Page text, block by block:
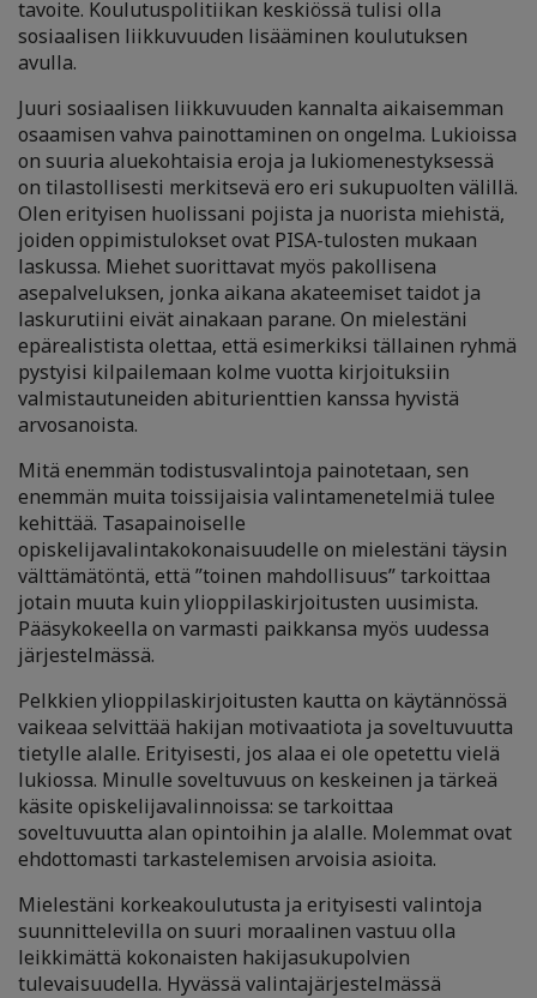
tavoite. Koulutuspolitiikan keskiössä tulisi olla
sosiaalisen liikkuvuuden lisääminen koulutuksen
avulla.
Juuri sosiaalisen liikkuvuuden kannalta aikaisemman
osaamisen vahva painottaminen on ongelma. Lukioissa
on suuria aluekohtaisia eroja ja lukiomenestyksessä
on tilastollisesti merkitsevä ero eri sukupuolten välillä.
Olen erityisen huolissani pojista ja nuorista miehistä,
joiden oppimistulokset ovat PISA-tulosten mukaan
laskussa. Miehet suorittavat myös pakollisena
asepalveluksen, jonka aikana akateemiset taidot ja
laskurutiini eivät ainakaan parane. On mielestäni
epärealistista olettaa, että esimerkiksi tällainen ryhmä
pystyisi kilpailemaan kolme vuotta kirjoituksiin
valmistautuneiden abiturienttien kanssa hyvistä
arvosanoista.
Mitä enemmän todistusvalintoja painotetaan, sen
enemmän muita toissijaisia valintamenetelmiä tulee
kehittää. Tasapainoiselle
opiskelijavalintakokonaisuudelle on mielestäni täysin
välttämätöntä, että ”toinen mahdollisuus” tarkoittaa
jotain muuta kuin ylioppilaskirjoitusten uusimista.
Pääsykokeella on varmasti paikkansa myös uudessa
järjestelmässä.
Pelkkien ylioppilaskirjoitusten kautta on käytännössä
vaikeaa selvittää hakijan motivaatiota ja soveltuvuutta
tietylle alalle. Erityisesti, jos alaa ei ole opetettu vielä
lukiossa. Minulle soveltuvuus on keskeinen ja tärkeä
käsite opiskelijavalinnoissa: se tarkoittaa
soveltuvuutta alan opintoihin ja alalle. Molemmat ovat
ehdottomasti tarkastelemisen arvoisia asioita.
Mielestäni korkeakoulutusta ja erityisesti valintoja
suunnittelevilla on suuri moraalinen vastuu olla
leikkimättä kokonaisten hakijasukupolvien
tulevaisuudella. Hyvässä valintajärjestelmässä